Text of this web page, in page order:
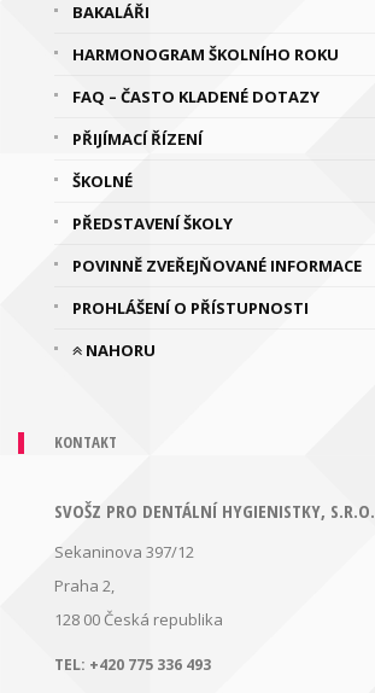
BAKALÁŘI
HARMONOGRAM ŠKOLNÍHO ROKU
FAQ – ČASTO KLADENÉ DOTAZY
PŘIJÍMACÍ ŘÍZENÍ
ŠKOLNÉ
PŘEDSTAVENÍ ŠKOLY
POVINNĚ ZVEŘEJŇOVANÉ INFORMACE
PROHLÁŠENÍ O PŘÍSTUPNOSTI
NAHORU
KONTAKT
SVOŠZ PRO DENTÁLNÍ HYGIENISTKY, S.R.O.
Sekaninova 397/12
Praha 2,
128 00 Česká republika
TEL: +420 775 336 493